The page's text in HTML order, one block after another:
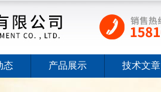
态 产品展示 技术文章